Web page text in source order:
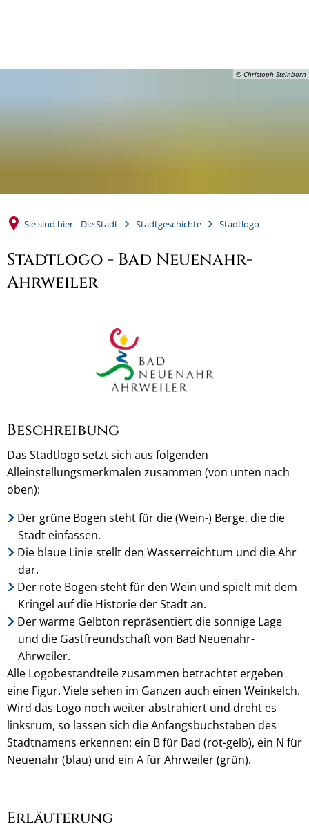
© Christoph Steinborn
Sie sind hier: Die Stadt Stadtgeschichte Stadtlogo
Stadtlogo - Bad Neuenahr-
Ahrweiler
Beschreibung
Das Stadtlogo setzt sich aus folgenden
Alleinstellungsmerkmalen zusammen (von unten nach
oben):
Der grüne Bogen steht für die (Wein-) Berge, die die
Stadt einfassen.
Die blaue Linie stellt den Wasserreichtum und die Ahr
dar.
Der rote Bogen steht für den Wein und spielt mit dem
Kringel auf die Historie der Stadt an.
Der warme Gelbton repräsentiert die sonnige Lage
und die Gastfreundschaft von Bad Neuenahr-
Ahrweiler.
Alle Logobestandteile zusammen betrachtet ergeben
eine Figur. Viele sehen im Ganzen auch einen Weinkelch.
Wird das Logo noch weiter abstrahiert und dreht es
linksrum, so lassen sich die Anfangsbuchstaben des
Stadtnamens erkennen: ein B für Bad (rot-gelb), ein N für
Neuenahr (blau) und ein A für Ahrweiler (grün).
Erläuterung